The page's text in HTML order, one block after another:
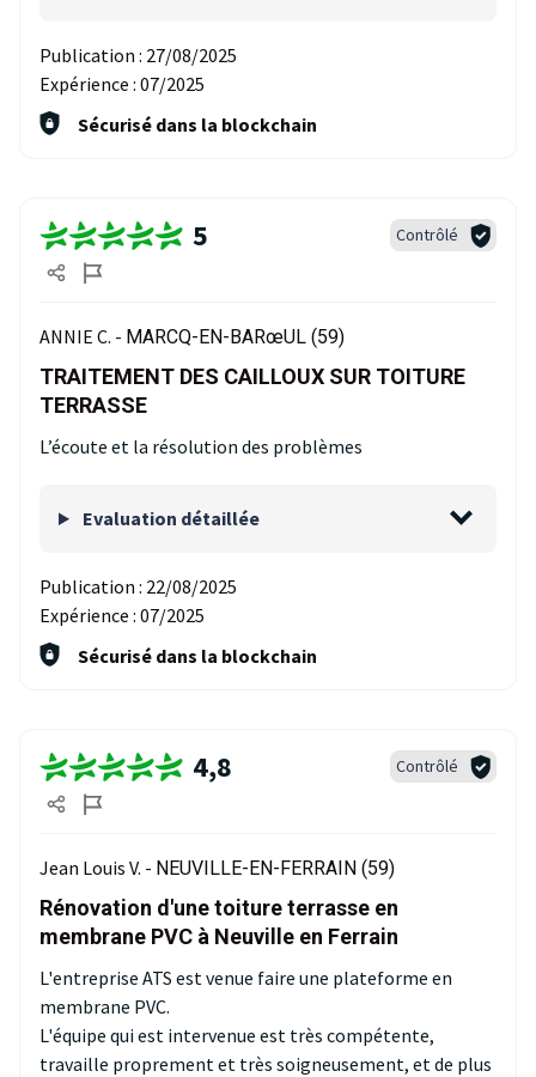
Publication : 27/08/2025
Expérience : 07/2025
Sécurisé dans la blockchain
5 Contrôlé
ANNIE C. - MARCQ-EN-BARœUL (59)
TRAITEMENT DES CAILLOUX SUR TOITURE
TERRASSE
L’écoute et la résolution des problèmes
Evaluation détaillée
Publication : 22/08/2025
Expérience : 07/2025
Sécurisé dans la blockchain
4,8 Contrôlé
Jean Louis V. - NEUVILLE-EN-FERRAIN (59)
Rénovation d'une toiture terrasse en
membrane PVC à Neuville en Ferrain
L'entreprise ATS est venue faire une plateforme en
membrane PVC.
L'équipe qui est intervenue est très compétente,
travaille proprement et très soigneusement, et de plus